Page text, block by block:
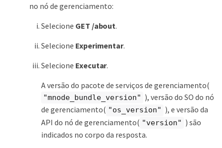
no nó de gerenciamento:
Selecione GET /about.
Selecione Experimentar.
Selecione Executar.
A versão do pacote de serviços de gerenciamento(
"mnode_bundle_version" ), versão do SO do nó
de gerenciamento( "os_version" ), e versão da
API do nó de gerenciamento( "version" ) são
indicados no corpo da resposta.